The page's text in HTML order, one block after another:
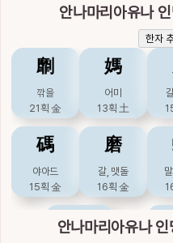
아리따울, 휘청휘
청할
懦
겁쟁이
17획火
挐
맞당길
挪
옮길
梛
나무이름
橠
나무무성할
안나마리아유나
劘
깎을
21획 金
媽
어미
13획 土
碼
야아드
15획 金
磨
갈, 맷돌
16획 金
魔
안나마리아유나